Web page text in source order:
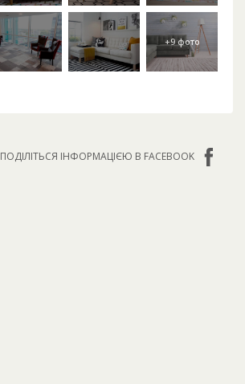
ПОДІЛІТЬСЯ ІНФОРМАЦІЄЮ В FACEBOOK